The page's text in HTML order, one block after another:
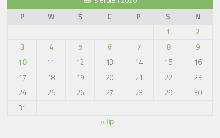
P
W Ś C P S
N
1
2
3
4 5 6 7 8
9
10
11 12 13 14 15
16
17
18 19 20 21 22
23
24
25 26 27 28 29
30
31
« lip